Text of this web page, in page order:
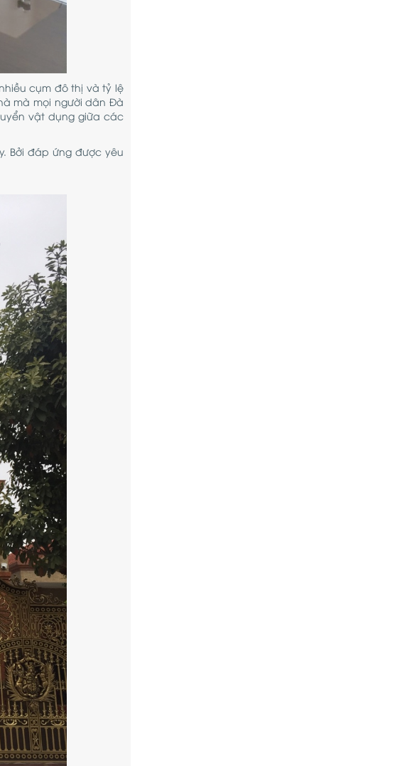
cụm đô thị và tỷ lệ
mà mọi người dân Đà
vật dụng giữa các
Bởi đáp ứng được yêu